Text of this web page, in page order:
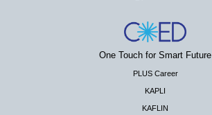
One Touch for Smart Future
PLUS Career
KAPLI
KAFLIN